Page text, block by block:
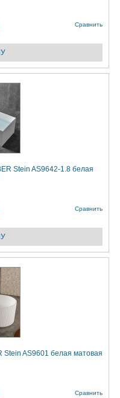
Сравнить
Stein AS9642-1.8 белая
Сравнить
Stein AS9601 белая матовая
Сравнить